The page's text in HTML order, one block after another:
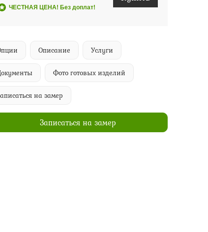
ЧЕСТНАЯ ЦЕНА! Без доплат!
Описание Услуги
Фото готовых изделий
на замер
Записаться на замер